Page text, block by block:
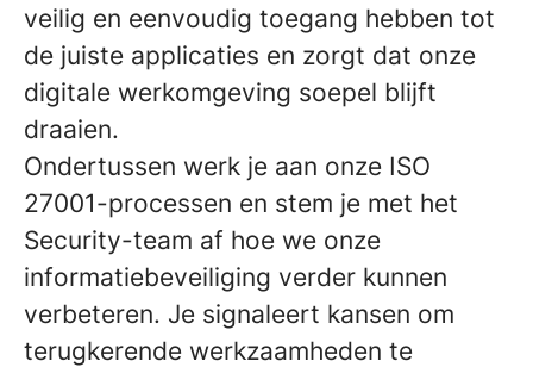
veilig en eenvoudig toegang hebben tot
de juiste applicaties en zorgt dat onze
digitale werkomgeving soepel blijft
draaien.
Ondertussen werk je aan onze ISO
27001-processen en stem je met het
Security-team af hoe we onze
informatiebeveiliging verder kunnen
verbeteren. Je signaleert kansen om
terugkerende werkzaamheden te